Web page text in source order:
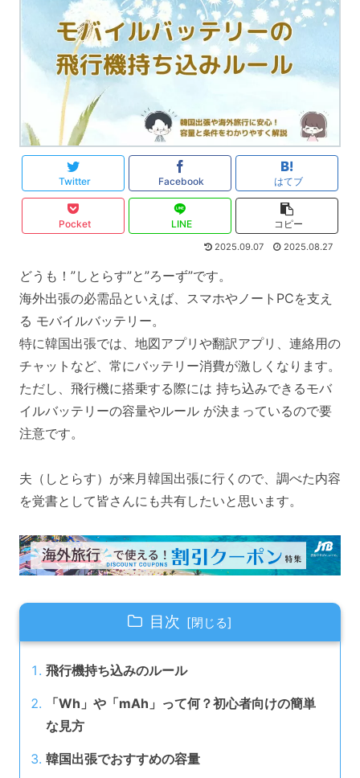
Twitter Facebook はてブ
Pocket LINE コピー
2025.09.07 2025.08.27
どうも！”しとらす”と”ろーず”です。
海外出張の必需品といえば、スマホやノートPCを支え
る モバイルバッテリー。
特に韓国出張では、地図アプリや翻訳アプリ、連絡用の
チャットなど、常にバッテリー消費が激しくなります。
ただし、飛行機に搭乗する際には 持ち込みできるモバ
イルバッテリーの容量やルール が決まっているので要
注意です。
夫（しとらす）が来月韓国出張に行くので、調べた内容
を覚書として皆さんにも共有したいと思います。
目次
飛行機持ち込みのルール
「Wh」や「mAh」って何？初心者向けの簡単
な見方
韓国出張でおすすめの容量